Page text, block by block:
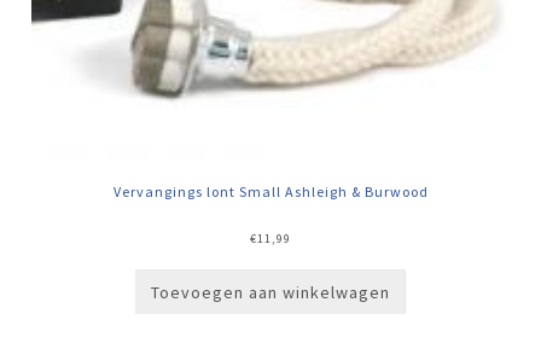
Vervangings lont Small Ashleigh & Burwood
€11,99
Toevoegen aan winkelwagen